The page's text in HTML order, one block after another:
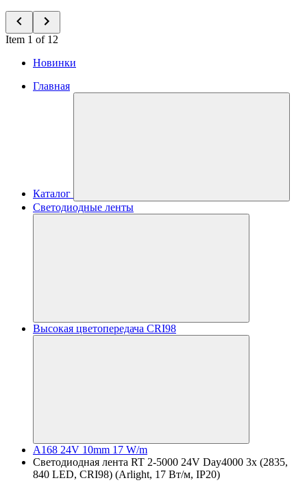
Item 1 of 12
Новинки
Главная
Каталог
Светодиодные ленты
Высокая цветопередача CRI98
A168 24V 10mm 17 W/m
Светодиодная лента RT 2-5000 24V Day4000 3x (2835,
840 LED, CRI98) (Arlight, 17 Вт/м, IP20)